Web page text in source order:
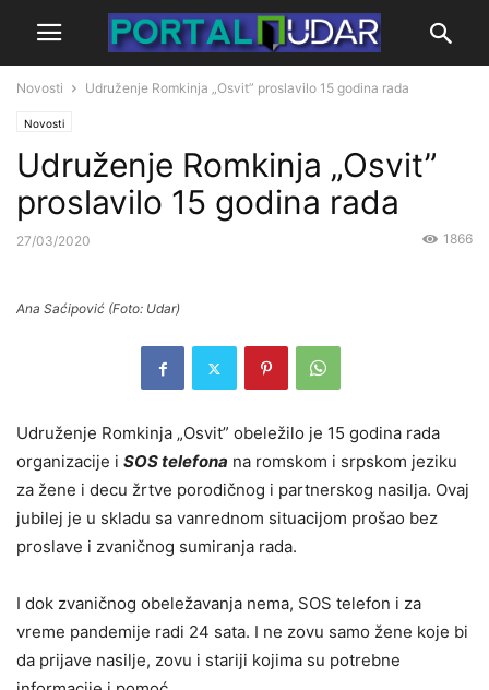
Novosti Udruženje Romkinja „Osvit” proslavilo 15 godina rada
Novosti
Udruženje Romkinja „Osvit”
proslavilo 15 godina rada
27/03/2020 1866
Ana Saćipović (Foto: Udar)
Udruženje Romkinja „Osvit” obeležilo je 15 godina rada
organizacije i SOS telefona na romskom i srpskom jeziku
za žene i decu žrtve porodičnog i partnerskog nasilja. Ovaj
jubilej je u skladu sa vanrednom situacijom prošao bez
proslave i zvaničnog sumiranja rada.
I dok zvaničnog obeležavanja nema, SOS telefon i za
vreme pandemije radi 24 sata. I ne zovu samo žene koje bi
da prijave nasilje, zovu i stariji kojima su potrebne